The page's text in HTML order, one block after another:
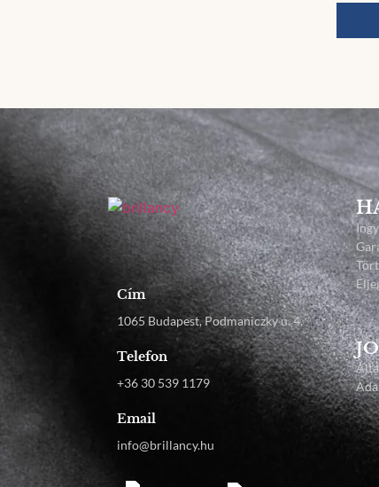
Cím
1065 Budapest, Podmaniczky u. 4.
Telefon
+36 30 539 1179
Email
info@brillancy.hu